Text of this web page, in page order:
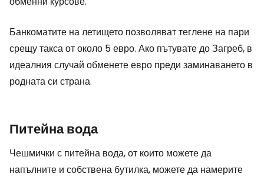
Банкоматите на летището позволяват теглене на пари
срещу такса от около 5 евро. Ако пътувате до Загреб, в
идеалния случай обменете евро преди заминаването в
родната си страна.
Питейна вода
Чешмички с питейна вода, от които можете да
напълните и собствена бутилка, можете да намерите